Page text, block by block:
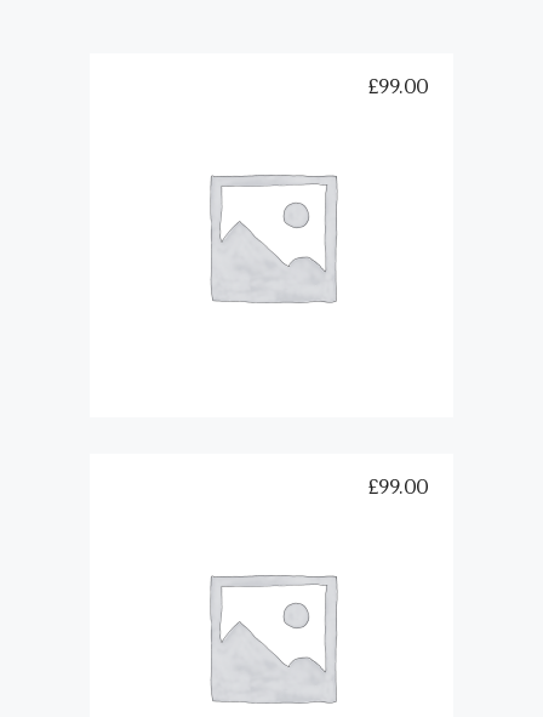
£99.00
Gray Urban T-Shirt
Añadir al carrito
£99.00
Yellow T-Shirt
Añadir al carrito